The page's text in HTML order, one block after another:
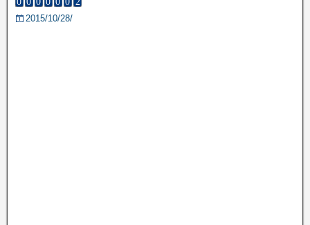
2015/10/28/